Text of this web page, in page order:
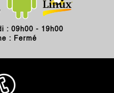
: 09h00 - 19h00
: Fermé